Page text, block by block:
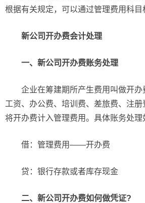
根据有关规定，可以通过管理费用科目
新公司开办费会计处理
一、新公司开办费账务处理
企业在筹建期所产生费用叫做开办
工资、办公费、培训费、差旅费、注
将开办费计入管理费用。具体账务处理
借：管理费用——开办费
贷：银行存款或者库存现金
二、新公司开办费如何做凭证?